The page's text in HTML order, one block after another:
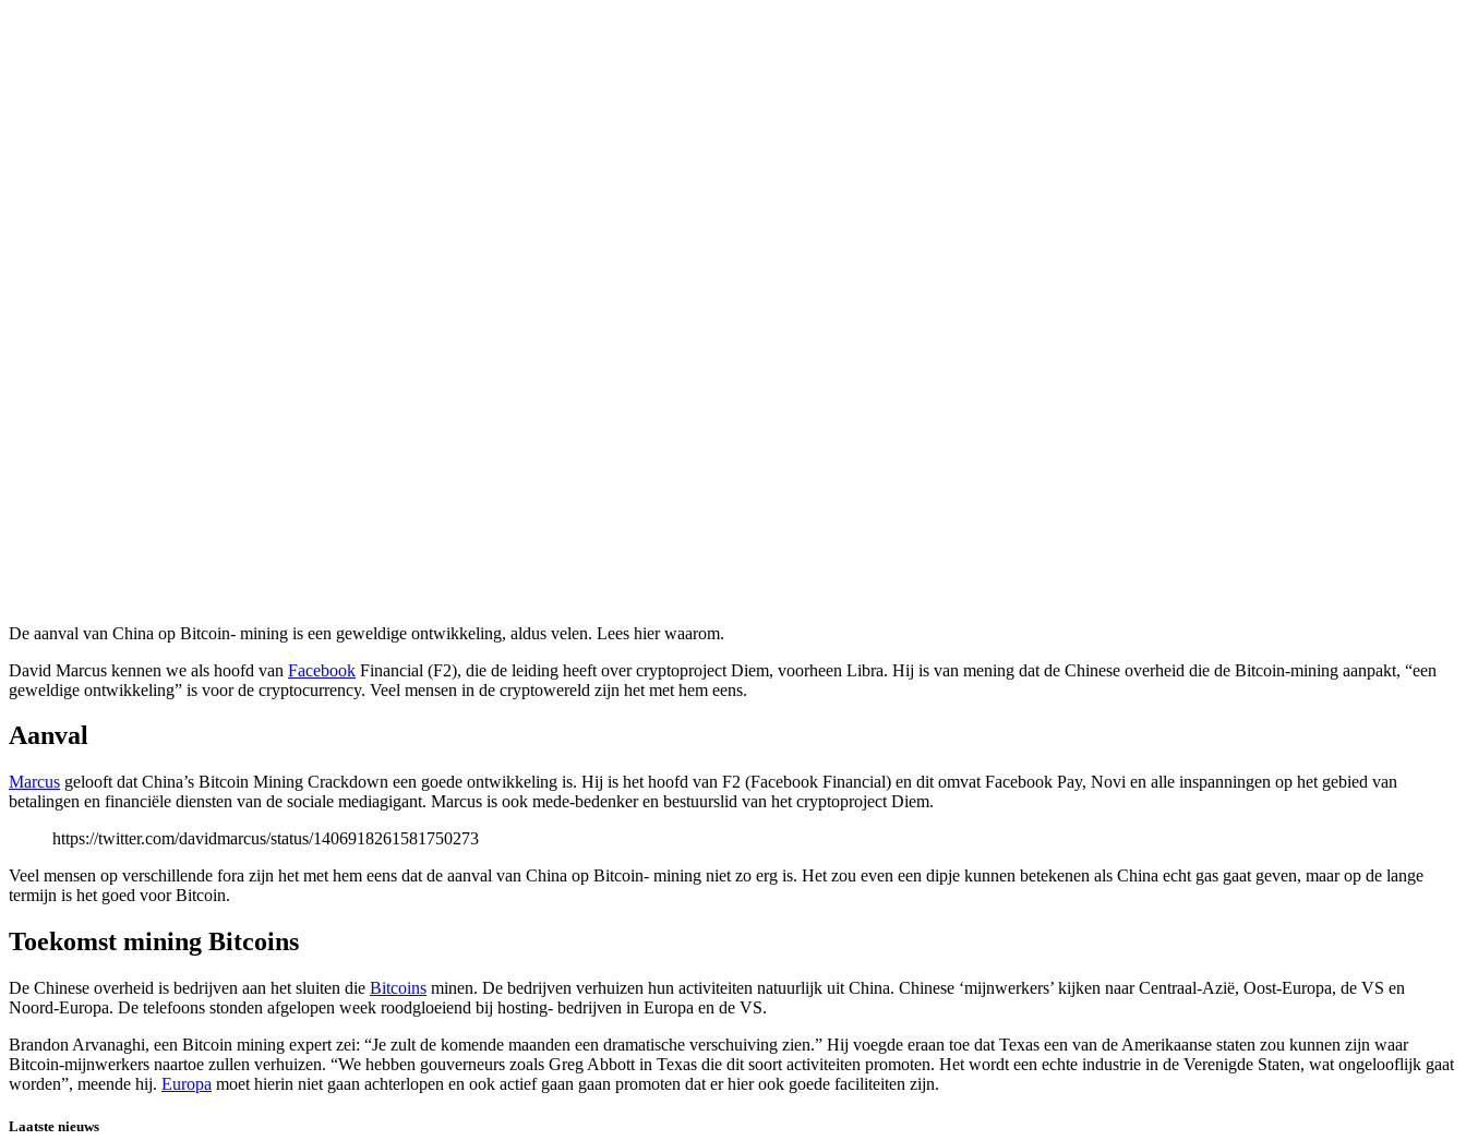
De aanval van China op Bitcoin- mining is een geweldige ontwikkeling, aldus velen. Lees hier waarom.
David Marcus kennen we als hoofd van Facebook Financial (F2), die de leiding heeft over cryptoproject Diem, voorheen Libra. Hij is van mening dat de Chinese overheid die de Bitcoin-mining aanpakt, “een
geweldige ontwikkeling” is voor de cryptocurrency. Veel mensen in de cryptowereld zijn het met hem eens.
Aanval
Marcus gelooft dat China’s Bitcoin Mining Crackdown een goede ontwikkeling is. Hij is het hoofd van F2 (Facebook Financial) en dit omvat Facebook Pay, Novi en alle inspanningen op het gebied van
betalingen en financiële diensten van de sociale mediagigant. Marcus is ook mede-bedenker en bestuurslid van het cryptoproject Diem.
https://twitter.com/davidmarcus/status/1406918261581750273
Veel mensen op verschillende fora zijn het met hem eens dat de aanval van China op Bitcoin- mining niet zo erg is. Het zou even een dipje kunnen betekenen als China echt gas gaat geven, maar op de lange
termijn is het goed voor Bitcoin.
Toekomst mining Bitcoins
De Chinese overheid is bedrijven aan het sluiten die Bitcoins minen. De bedrijven verhuizen hun activiteiten natuurlijk uit China. Chinese ‘mijnwerkers’ kijken naar Centraal-Azië, Oost-Europa, de VS en
Noord-Europa. De telefoons stonden afgelopen week roodgloeiend bij hosting- bedrijven in Europa en de VS.
Brandon Arvanaghi, een Bitcoin mining expert zei: “Je zult de komende maanden een dramatische verschuiving zien.” Hij voegde eraan toe dat Texas een van de Amerikaanse staten zou kunnen zijn waar
Bitcoin-mijnwerkers naartoe zullen verhuizen. “We hebben gouverneurs zoals Greg Abbott in Texas die dit soort activiteiten promoten. Het wordt een echte industrie in de Verenigde Staten, wat ongelooflijk gaat
worden”, meende hij. Europa moet hierin niet gaan achterlopen en ook actief gaan gaan promoten dat er hier ook goede faciliteiten zijn.
Laatste nieuws